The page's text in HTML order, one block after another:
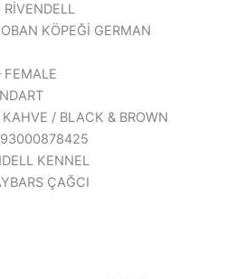
KÖPEĞİ GERMAN
/ BLACK & BROWN
KENNEL
ÇAĞCI